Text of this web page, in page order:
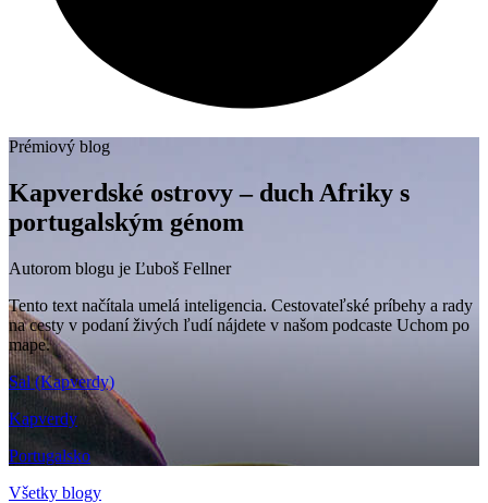
Prémiový blog
Kapverdské ostrovy – duch Afriky s
portugalským génom
Autorom blogu je Ľuboš Fellner
Tento text načítala umelá inteligencia. Cestovateľské príbehy a rady
na cesty v podaní živých ľudí nájdete v našom podcaste Uchom po
mape.
Sal (Kapverdy)
Kapverdy
Portugalsko
Všetky blogy